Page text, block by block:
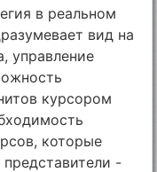
в реальном
вид на
управление
курсором
которые
-